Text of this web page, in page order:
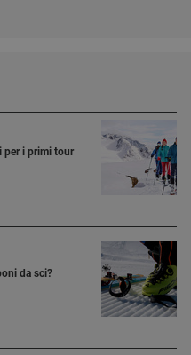
per i primi tour
da sci?